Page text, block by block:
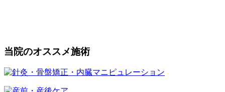
当院のオススメ施術